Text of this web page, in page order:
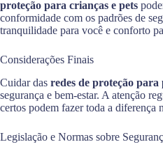
proteção para crianças e pets
conformidade com os padrões de
tranquilidade para você e conforto
Considerações Finais
Cuidar das redes de proteção para
segurança e bem-estar. A atenção
certos podem fazer toda a diferença
Legislação e Normas sobre